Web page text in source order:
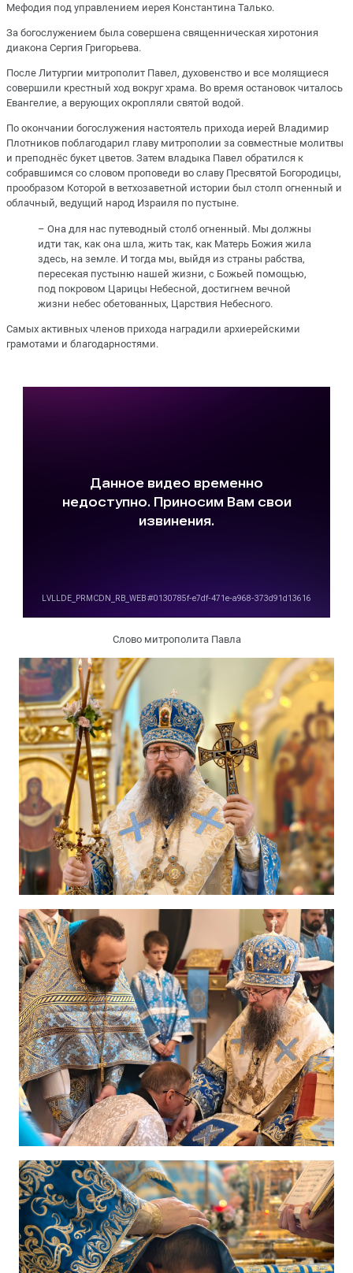
Мефодия под управлением иерея Константина Талько.
За богослужением была совершена священническая хиротония
диакона Сергия Григорьева.
После Литургии митрополит Павел, духовенство и все молящиеся
совершили крестный ход вокруг храма. Во время остановок читалось
Евангелие, а верующих окропляли святой водой.
По окончании богослужения настоятель прихода иерей Владимир
Плотников поблагодарил главу митрополии за совместные молитвы
и преподнёс букет цветов. Затем владыка Павел обратился к
собравшимся со словом проповеди во славу Пресвятой Богородицы,
прообразом Которой в ветхозаветной истории был столп огненный и
облачный, ведущий народ Израиля по пустыне.
– Она для нас путеводный столб огненный. Мы должны
идти так, как она шла, жить так, как Матерь Божия жила
здесь, на земле. И тогда мы, выйдя из страны рабства,
пересекая пустыню нашей жизни, с Божьей помощью,
под покровом Царицы Небесной, достигнем вечной
жизни небес обетованных, Царствия Небесного.
Самых активных членов прихода наградили архиерейскими
грамотами и благодарностями.
Слово митрополита Павла